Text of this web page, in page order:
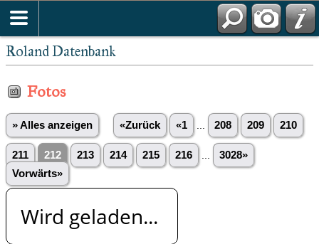
Roland Datenbank
Fotos
» Alles anzeigen «Zurück «1 208 209 210
211 212 213 214 215 216
3028»
Vorwärts»
Wird geladen...